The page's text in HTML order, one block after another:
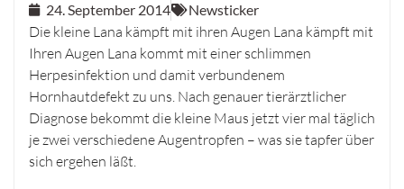
24. September 2014 Newsticker
Die kleine Lana kämpft mit ihren Augen Lana kämpft mit
Ihren Augen Lana kommt mit einer schlimmen
Herpesinfektion und damit verbundenem
Hornhautdefekt zu uns. Nach genauer tierärztlicher
Diagnose bekommt die kleine Maus jetzt vier mal täglich
je zwei verschiedene Augentropfen – was sie tapfer über
sich ergehen läßt.